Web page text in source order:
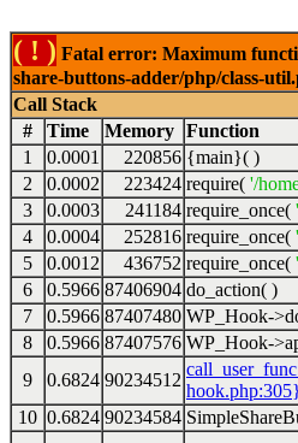
( ! ) Fatal error: Maximum
share-buttons-adder/php/class-
Call Stack
#
Time Memory Function
1
0.0001 220856 {main}( )
2
0.0002 223424 require( '/
3
0.0003 241184 require_once(
4
0.0004 252816 require_once(
5
0.0012 436752 require_once(
6
0.5966 87406904 do_action( )
7
0.5966 87407480 WP_Hook-
8
0.5966 87407576 WP_Hook-
9
0.6824 90234512
10 0.6824 90234584